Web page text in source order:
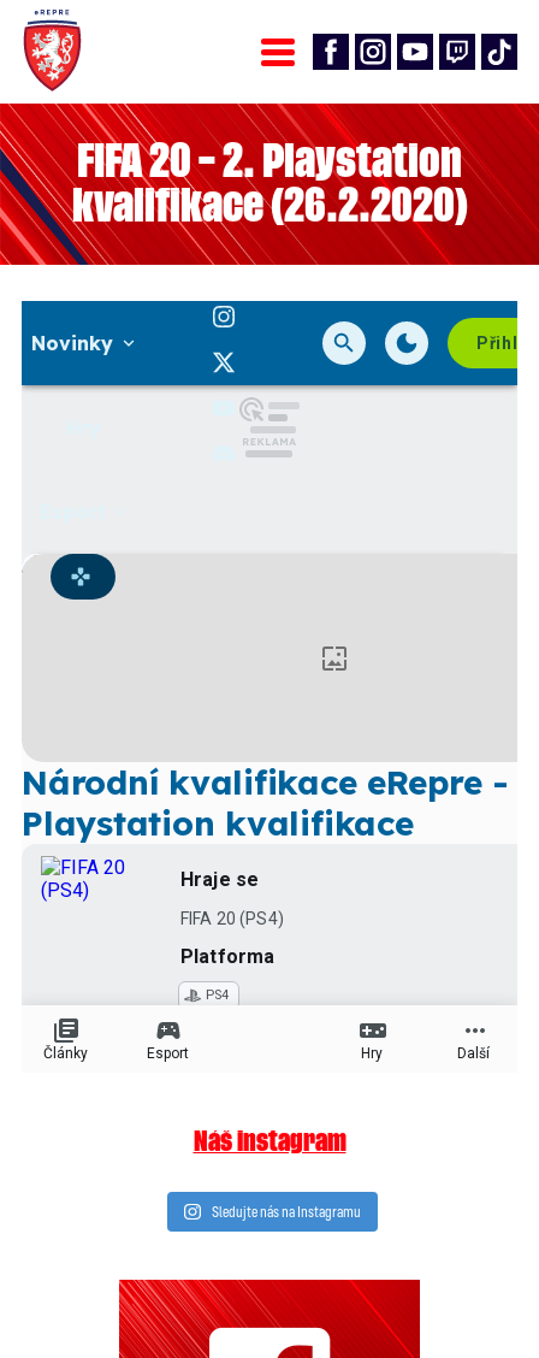
FIFA 20 – 2. Playstation
kvalifikace (26.2.2020)
Náš instagram
Sledujte nás na Instagramu